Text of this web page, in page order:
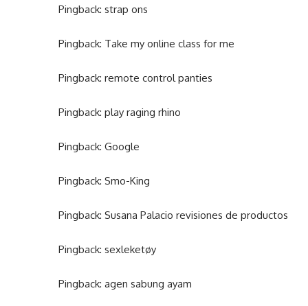
Pingback: strap ons
Pingback: Take my online class for me
Pingback: remote control panties
Pingback: play raging rhino
Pingback: Google
Pingback: Smo-King
Pingback: Susana Palacio revisiones de productos
Pingback: sexleketøy
Pingback: agen sabung ayam